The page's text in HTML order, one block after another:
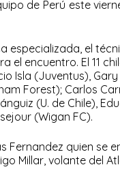
de Perú este
especializada, el
el encuentro. El 11
Isla (Juventus),
Forest); Carlos
(U. de Chile),
(Wigan FC).
Fernandez quien se
Millar, volante del